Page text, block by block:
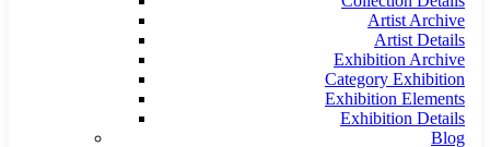
Artist Archive
Artist Details
Exhibition Archive
Category Exhibition
Exhibition Elements
Exhibition Details
Blog